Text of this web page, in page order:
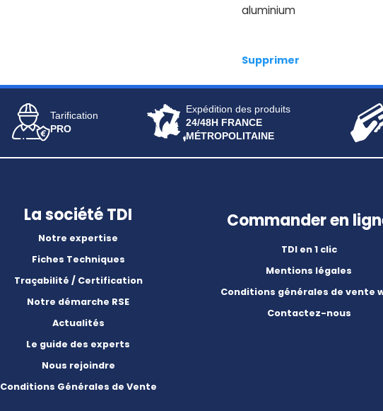
aluminium
Supprimer
Tarification
PRO
Expédition des produits
24/48H FRANCE
MÉTROPOLITAINE
La société TDI
Notre expertise
Fiches Techniques
Traçabilité / Certification
Notre démarche RSE
Actualités
Le guide des experts
Nous rejoindre
Conditions Générales de Vente
Commander en
TDI en 1 clic
Mentions légales
Conditions générales de vente
Contactez-nous